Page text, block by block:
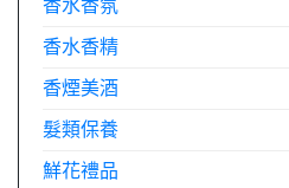
香水香氛
香水香精
香煙美酒
髮類保養
鮮花禮品